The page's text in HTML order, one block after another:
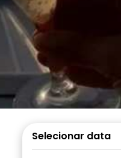
Selecionar data